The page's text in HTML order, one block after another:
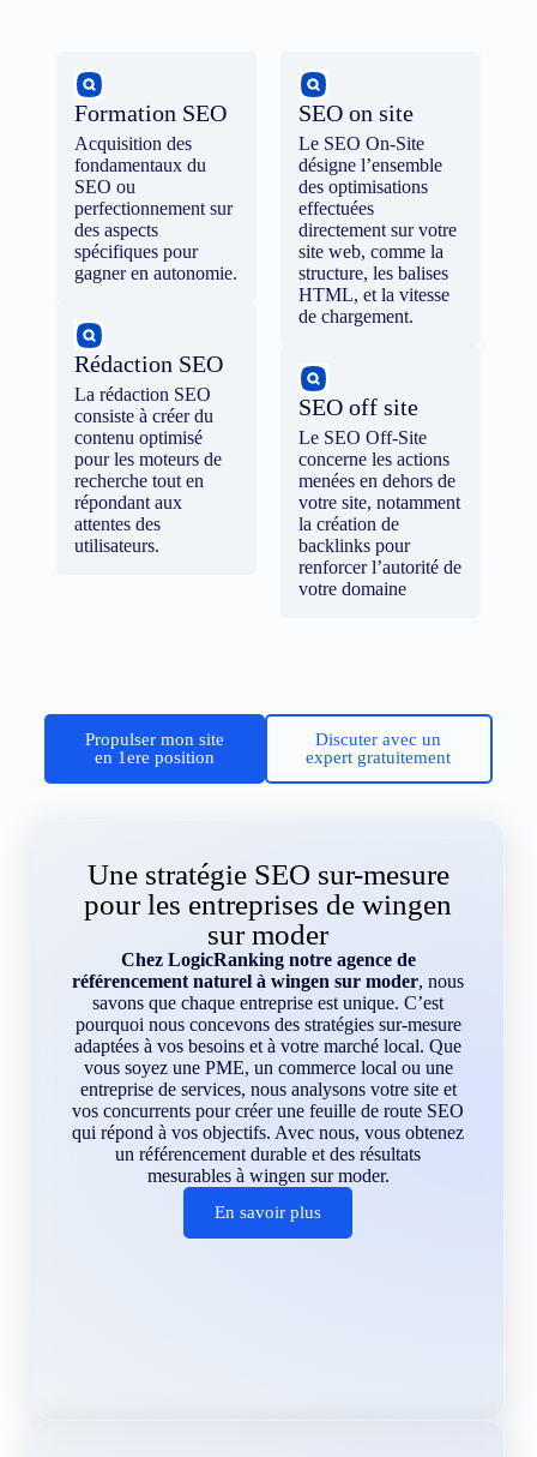
Formation SEO
Acquisition des
fondamentaux du
SEO ou
perfectionnement sur
des aspects
spécifiques pour
gagner en autonomie.
Rédaction SEO
La rédaction SEO
consiste à créer du
contenu optimisé
pour les moteurs de
recherche tout en
répondant aux
attentes des
utilisateurs.
SEO on site
Le SEO On-Site
désigne l’ensemble
des optimisations
effectuées
directement sur votre
site web, comme la
structure, les balises
HTML, et la vitesse
de chargement.
SEO off site
Le SEO Off-Site
concerne les actions
menées en dehors de
votre site, notamment
la création de
backlinks pour
renforcer l’autorité de
votre domaine
Propulser mon site
en 1ere position
Discuter avec un
expert gratuitement
Une stratégie SEO sur-mesure
pour les entreprises de wingen
sur moder
Chez LogicRanking notre agence de
référencement naturel à wingen sur moder, nous
savons que chaque entreprise est unique. C’est
pourquoi nous concevons des stratégies sur-mesure
adaptées à vos besoins et à votre marché local. Que
vous soyez une PME, un commerce local ou une
entreprise de services, nous analysons votre site et
vos concurrents pour créer une feuille de route SEO
qui répond à vos objectifs. Avec nous, vous obtenez
un référencement durable et des résultats
mesurables à wingen sur moder.
En savoir plus